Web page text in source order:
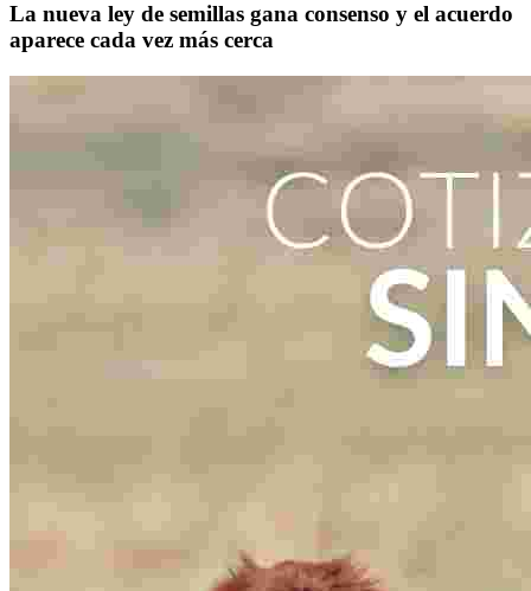
La nueva ley de semillas gana consenso y el acuerdo
aparece cada vez más cerca